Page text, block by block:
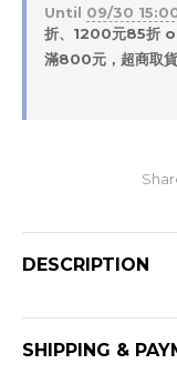
Until 09/30
折、1200元85
滿800元，超商取
DESCRIPTION
SHIPPING &